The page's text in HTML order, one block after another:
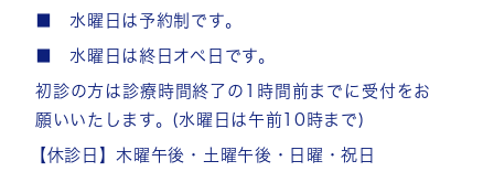
■ 水曜日は予約制です。
■ 水曜日は終日オペ日です。
初診の方は診療時間終了の1時間前までに受付をお
願いいたします。(水曜日は午前10時まで)
【休診日】木曜午後・土曜午後・日曜・祝日